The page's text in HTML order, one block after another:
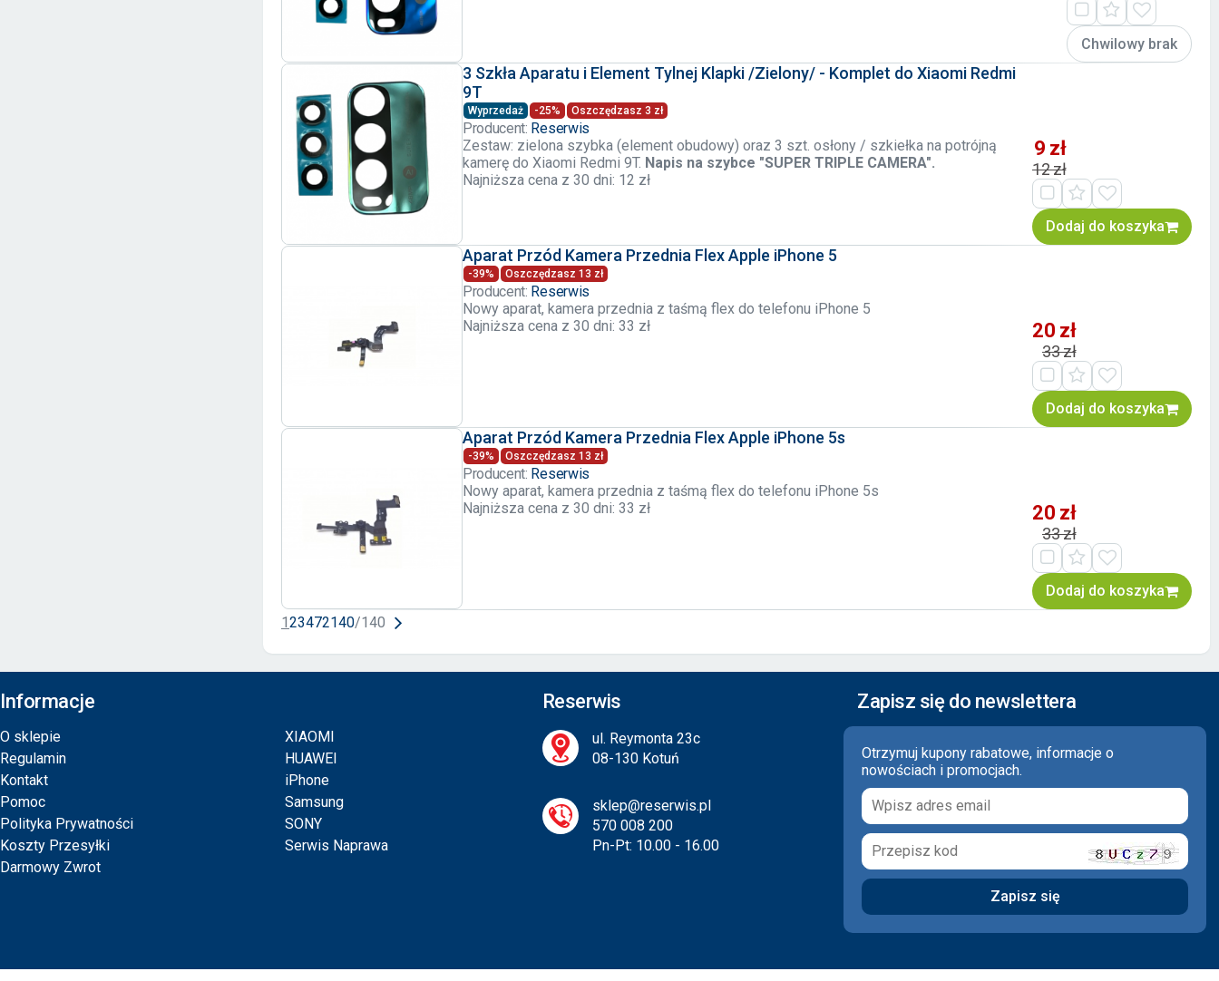
Chwilowy brak
3 Szkła Aparatu i Element Tylnej Klapki /Zielony/ - Komplet do Xiaomi Redmi
9T
Wyprzedaż -25% Oszczędzasz 3 zł
Producent: Reserwis
Zestaw: zielona szybka (element obudowy) oraz 3 szt. osłony / szkiełka na potrójną
kamerę do Xiaomi Redmi 9T. Napis na szybce "SUPER TRIPLE CAMERA".
Najniższa cena z 30 dni: 12 zł
9 zł
12 zł
Dodaj do koszyka
Aparat Przód Kamera Przednia Flex Apple iPhone 5
-39% Oszczędzasz 13 zł
Producent: Reserwis
Nowy aparat, kamera przednia z taśmą flex do telefonu iPhone 5
Najniższa cena z 30 dni: 33 zł
20 zł
33 zł
Dodaj do koszyka
Aparat Przód Kamera Przednia Flex Apple iPhone 5s
-39% Oszczędzasz 13 zł
Producent: Reserwis
Nowy aparat, kamera przednia z taśmą flex do telefonu iPhone 5s
Najniższa cena z 30 dni: 33 zł
20 zł
33 zł
Dodaj do koszyka
123472140/140
Informacje
O sklepie
Regulamin
Kontakt
Pomoc
Polityka Prywatności
Koszty Przesyłki
Darmowy Zwrot
XIAOMI
HUAWEI
iPhone
Samsung
SONY
Serwis Naprawa
Reserwis
ul. Reymonta 23c
08-130 Kotuń
sklep@reserwis.pl
570 008 200
Pn-Pt: 10.00 - 16.00
Zapisz się do newslettera
Otrzymuj kupony rabatowe, informacje o
nowościach i promocjach.